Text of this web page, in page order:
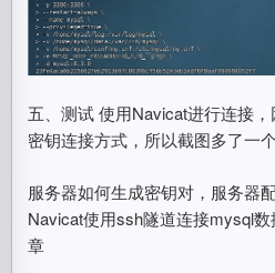
五、测试 使用Navicat进行连接
密钥连接方式，所以截图多了一
服务器如何生成密钥对，服务器
Navicat使用ssh隧道连接mysql
章